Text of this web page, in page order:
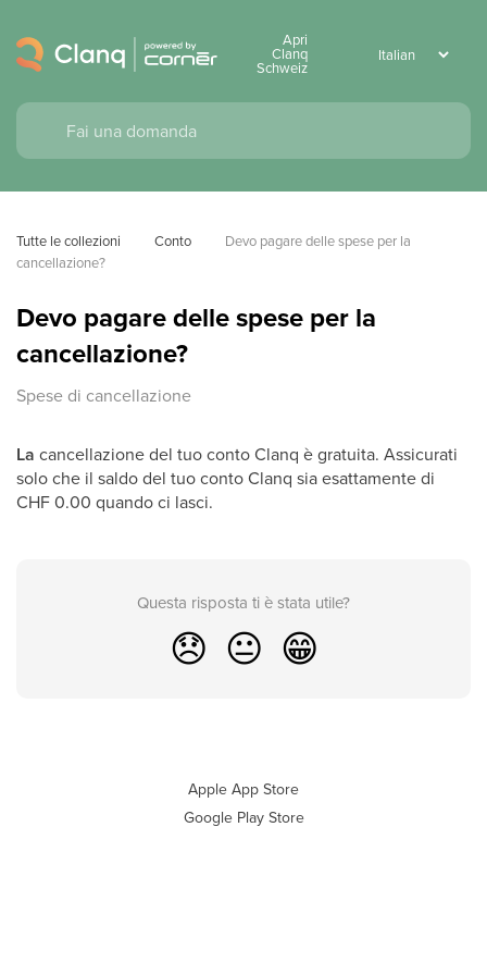
Apri
Clanq
Schweiz
Tutte le collezioni Conto
Devo pagare delle spese per la
cancellazione?
Devo pagare delle spese per la
cancellazione?
Spese di cancellazione
La cancellazione del tuo conto Clanq è gratuita. Assicurati
solo che il saldo del tuo conto Clanq sia esattamente di
CHF 0.00 quando ci lasci.
Questa risposta ti è stata utile?
😞 😐 😁
Apple App Store
Google Play Store